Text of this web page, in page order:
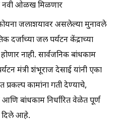
नवी ओळख मिळणार
कोयना जलाशयावर असलेल्या मुनावले
जल पर्यटन केंद्राच्या
नाही. सार्वजनिक बांधकाम
मंत्री शंभूराज देसाई यांनी एका
प्रकल्प कामांना गती देण्याचे,
बांधकाम निर्धारित वेळेत पूर्ण
दिले आहे.